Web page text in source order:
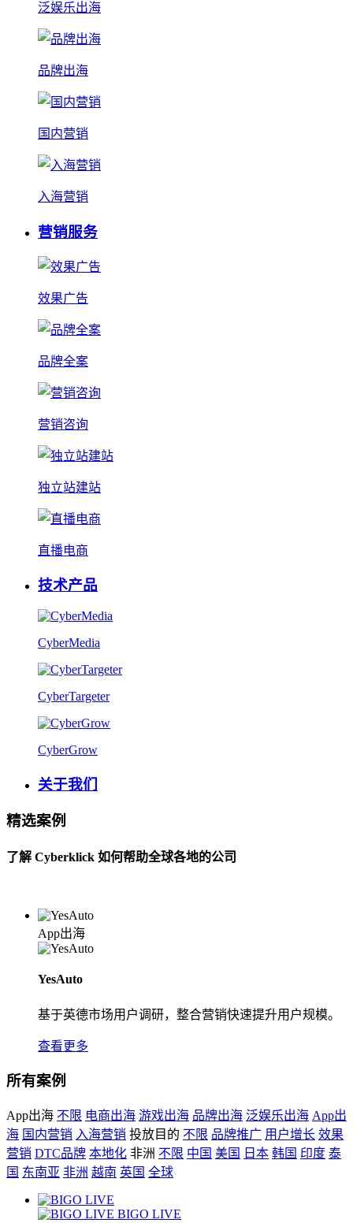
泛娱乐出海
品牌出海
国内营销
入海营销
营销服务
效果广告
品牌全案
营销咨询
独立站建站
直播电商
技术产品
CyberMedia
CyberTargeter
CyberGrow
关于我们
精选案例
了解 Cyberklick 如何帮助全球各地的公司
App出海
YesAuto
基于英德市场用户调研，整合营销快速提升用户规模。
查看更多
所有案例
App出海 不限 电商出海 游戏出海 品牌出海 泛娱乐出海 App出
海 国内营销 入海营销 投放目的 不限 品牌推广 用户增长 效果
营销 DTC品牌 本地化 非洲 不限 中国 美国 日本 韩国 印度 泰
国 东南亚 非洲 越南 英国 全球
BIGO LIVE